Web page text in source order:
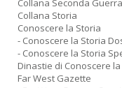
Collana Seconda
Collana Storia
Conoscere la Storia
- Conoscere la Storia
- Conoscere la Storia
Dinastie di Conoscere
Far West Gazette